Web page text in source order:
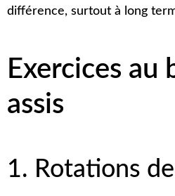
différence, surtout à long
Exercices au
assis
1. Rotations